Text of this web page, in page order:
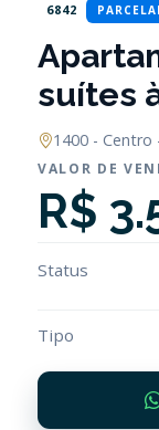
6842
suítes
1400 - Centro
VALOR DE
R$
Status
Tipo